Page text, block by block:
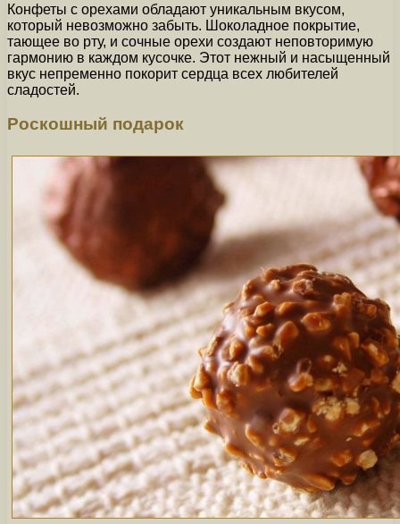
Конфеты с орехами обладают уникальным вкусом,
который невозможно забыть. Шоколадное покрытие,
тающее во рту, и сочные орехи создают неповторимую
гармонию в каждом кусочке. Этот нежный и насыщенный
вкус непременно покорит сердца всех любителей
сладостей.
Роскошный подарок